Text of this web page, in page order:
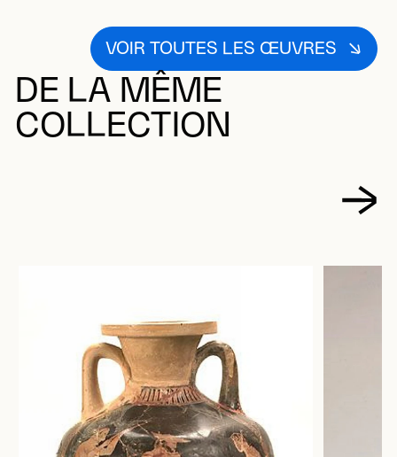
VOIR TOUTES LES ŒUVRES
DE LA MÊME
COLLECTION